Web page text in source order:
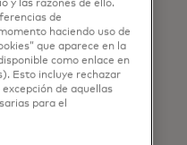
y las razones de ello.
de
haciendo uso de
que aparece en la
como enlace en
Esto incluye rechazar
de aquellas
para el